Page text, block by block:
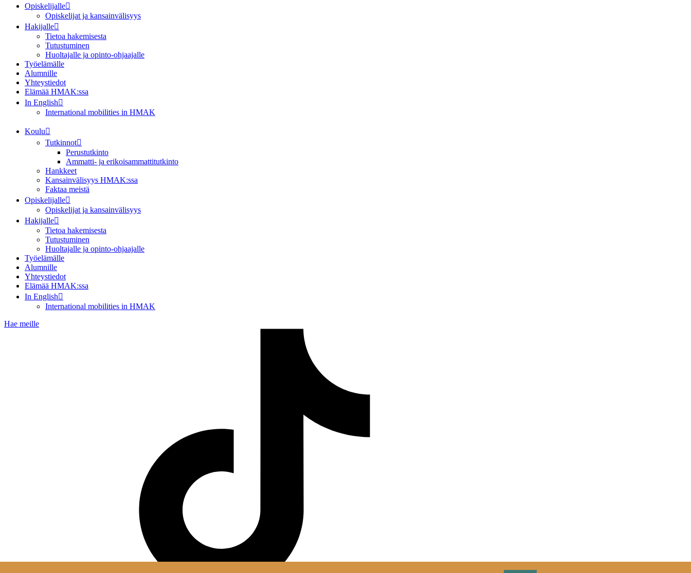
Opiskelijalle
Opiskelijat ja kansainvälisyys
Hakijalle
Tietoa hakemisesta
Tutustuminen
Huoltajalle ja opinto-ohjaajalle
Työelämälle
Alumnille
Yhteystiedot
Elämää HMAK:ssa
In English
International mobilities in HMAK
Koulu
Tutkinnot
Perustutkinto
Ammatti- ja erikoisammattitutkinto
Hankkeet
Kansainvälisyys HMAK:ssa
Faktaa meistä
Opiskelijalle
Opiskelijat ja kansainvälisyys
Hakijalle
Tietoa hakemisesta
Tutustuminen
Huoltajalle ja opinto-ohjaajalle
Työelämälle
Alumnille
Yhteystiedot
Elämää HMAK:ssa
In English
International mobilities in HMAK
Hae meille